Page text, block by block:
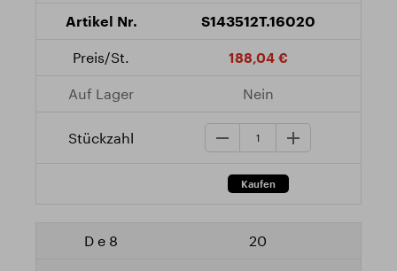
S143512T.16020
188,04 €
Nein
20